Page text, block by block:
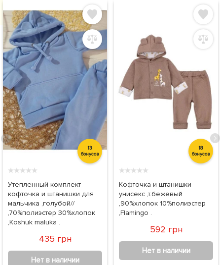
13
бонусов
★★★★★
Утепленный комплект
кофточка и штанишки для
мальчика ,голубой//
,70%полиэстер 30%хлопок
,Koshuk maluka .
435 грн
Нет в наличии
18
бонусов
★★★★★
Кофточка и штанишки
унисекс ,т.бежевый
,90%хлопок 10%полиэстер
,Flamingo .
592 грн
Нет в наличии